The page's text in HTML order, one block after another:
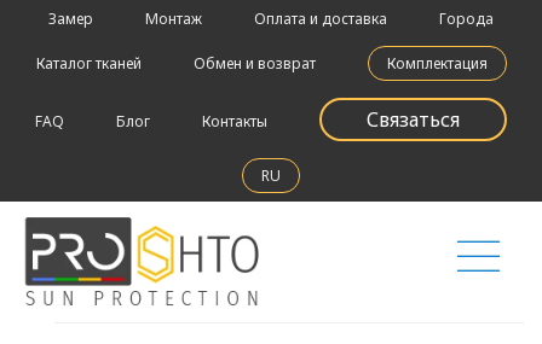
Замер Монтаж Оплата и доставка Города
Каталог тканей Обмен и возврат Комплектация
FAQ Блог Контакты Связаться
RU